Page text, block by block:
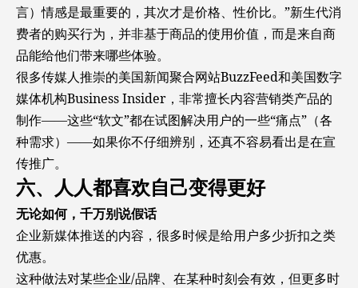
言）情感是最重要的，其次才是价格、性价比。”新生代消
费者的购买行为，并非基于商品的使用价值，而是来自商
品能给他们带来哪些体验。
很多传媒人推崇的美国新闻聚合网站BuzzFeed和美国数字
媒体机构Business Insider，非常擅长内容营销类产品的
制作——这些“软文”都在试图解决用户的一些“痛点”（各
种需求）——如果你不仔细辨别，还真不容易看出是在宣
传推广。
六、人人都喜欢自己变得更好
无论如何，千万别说假话
企业新媒体推送的内容，很多时候是给用户多少折扣之类
优惠。
这种做法对某些企业/品牌、在某种时刻会有效，但更多时